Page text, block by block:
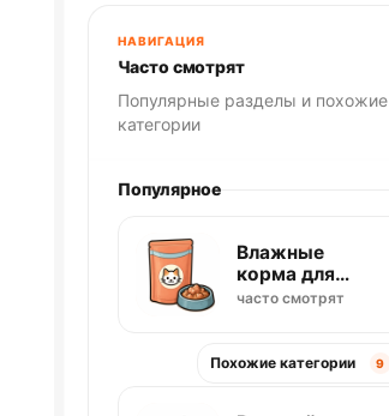
НАВИГАЦИЯ
Часто смотрят
Популярные разделы и похожие
категории
Популярное
Влажные
корма для
кошек
часто смотрят
Похожие категории 9